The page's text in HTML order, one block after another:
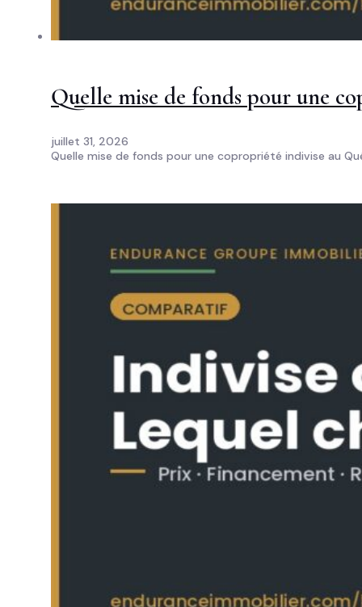
Quelle mise de fonds pour une
juillet 31, 2026
Quelle mise de fonds pour une copropriété indivise au